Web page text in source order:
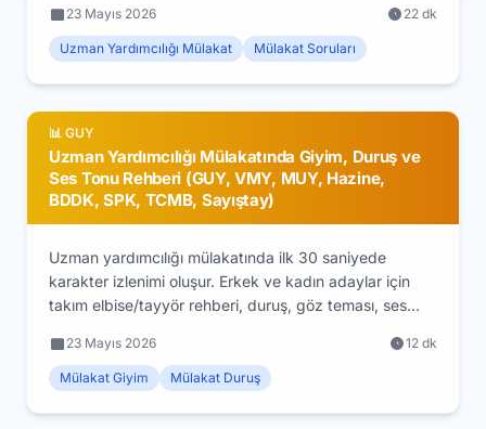
tuzaklara düşme.
23 Mayıs 2026 22 dk
Uzman Yardımcılığı Mülakat Mülakat Soruları
📊 GUY
Uzman Yardımcılığı Mülakatında Giyim, Duruş ve
Ses Tonu Rehberi (GUY, VMY, MUY, Hazine,
BDDK, SPK, TCMB, Sayıştay)
Uzman yardımcılığı mülakatında ilk 30 saniyede
karakter izlenimi oluşur. Erkek ve kadın adaylar için
takım elbise/tayyör rehberi, duruş, göz teması, ses
23 Mayıs 2026 12 dk
Mülakat Giyim Mülakat Duruş